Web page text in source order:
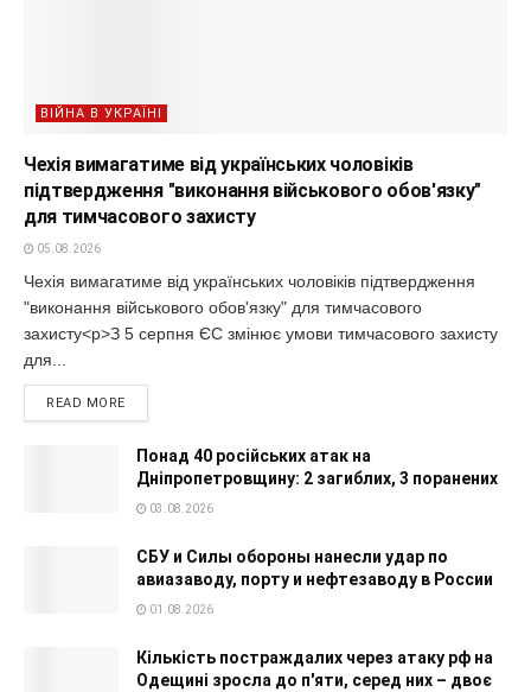
ВІЙНА В УКРАЇНІ
Чехія вимагатиме від українських чоловіків
підтвердження "виконання військового обов'язку"
для тимчасового захисту
05.08.2026
Чехія вимагатиме від українських чоловіків підтвердження
"виконання військового обов'язку" для тимчасового
захисту<p>З 5 серпня ЄС змінює умови тимчасового захисту
для...
READ MORE
Понад 40 російських атак на
Дніпропетровщину: 2 загиблих, 3 поранених
03.08.2026
СБУ и Силы обороны нанесли удар по
авиазаводу, порту и нефтезаводу в России
01.08.2026
Кількість постраждалих через атаку рф на
Одещині зросла до п'яти, серед них – двоє